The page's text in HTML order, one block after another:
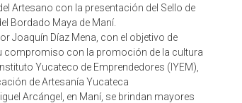
Artesano con la presentación del Sello de
Bordado Maya de Maní.
Joaquín Díaz Mena, con el objetivo de
compromiso con la promoción de la cultura
Yucateco de Emprendedores (IYEM),
de Artesanía Yucateca
Arcángel, en Maní, se brindan mayores